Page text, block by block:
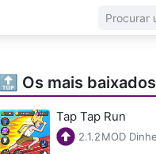
🔝 Os mais
Tap Tap Run
2.1.2
· MOD